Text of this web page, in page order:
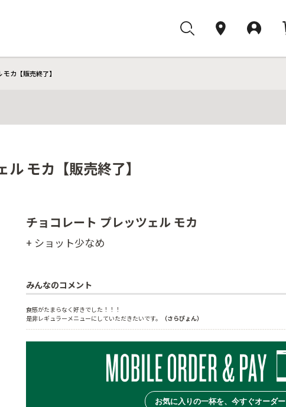
カ【販売終了】
モカ【販売終了】
チョコレート プレッツェル モカ
+ ショット少なめ
みんなのコメント
食感がたまらなく好きでした！！！
是非レギュラーメニューにしていただきたいです。
（さらぴょん）
お気に入りの一杯を、今すぐオーダー